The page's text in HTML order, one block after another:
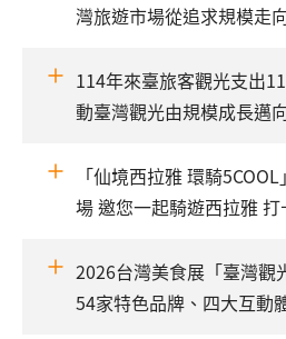
灣旅遊市場從追求規模走
114年來臺旅客觀光支出
動臺灣觀光由規模成長邁
「仙境西拉雅 環騎
場 邀您一起騎遊西拉雅 打
2026台灣美食展「臺灣觀
54家特色品牌、四大互動